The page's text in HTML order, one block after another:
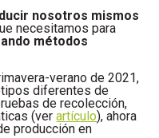
nosotros mismos
necesitamos para
métodos
verano de 2021,
diferentes de
de recolección,
(verartículo), ahora
producción en